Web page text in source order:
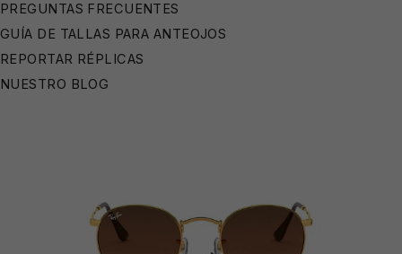
PREGUNTAS FRECUENTES
GUÍA DE TALLAS PARA ANTEOJOS
REPORTAR RÉPLICAS
NUESTRO BLOG
🕶️